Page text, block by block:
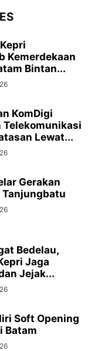
Kemerdekaan
Bintan...
KomDigi
Telekomunikasi
Lewat...
Gerakan
Tanjungbatu
Bedelau,
Jaga
Jejak...
Soft Opening
Batam